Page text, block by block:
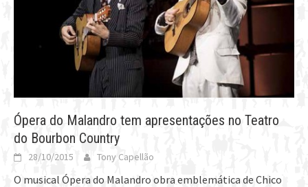
Ópera do Malandro tem apresentações no Teatro
do Bourbon Country
28/10/2015 Tony Capellão
O musical Ópera do Malandro obra emblemática de Chico